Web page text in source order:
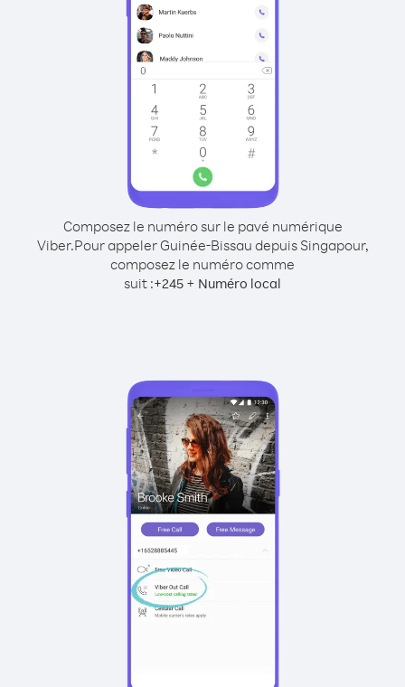
Composez le numéro sur le pavé numérique
Viber.Pour appeler Guinée-Bissau depuis Singapour,
composez le numéro comme
suit :+245 + Numéro local